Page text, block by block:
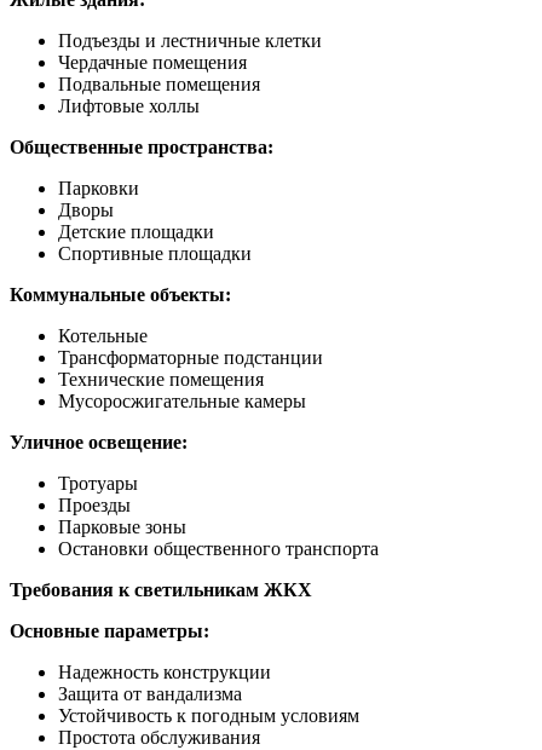
Подъезды и лестничные клетки
Чердачные помещения
Подвальные помещения
Лифтовые холлы
Общественные пространства:
Парковки
Дворы
Детские площадки
Спортивные площадки
Коммунальные объекты:
Котельные
Трансформаторные подстанции
Технические помещения
Мусоросжигательные камеры
Уличное освещение:
Тротуары
Проезды
Парковые зоны
Остановки общественного транспорта
Требования к светильникам ЖКХ
Основные параметры:
Надежность конструкции
Защита от вандализма
Устойчивость к погодным условиям
Простота обслуживания